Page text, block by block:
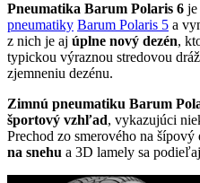
Pneumatika Barum Polaris 6 je
pneumatiky Barum Polaris 5 a
z nich je aj úplne nový dezén,
typickou výraznou stredovou
zjemneniu dezénu.
Zimnú pneumatiku Barum
športový vzhľad, vykazujúci
Prechod zo smerového na šípový
na snehu a 3D lamely sa